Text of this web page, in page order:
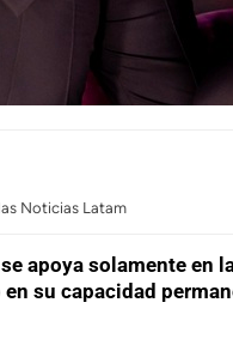
Noticias Latam
apoya solamente en
su capacidad